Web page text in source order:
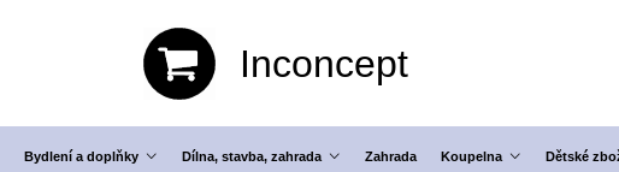
Inconcept
Bydlení a doplňky Dílna, stavba, zahrada Zahrada Koupelna Dětské